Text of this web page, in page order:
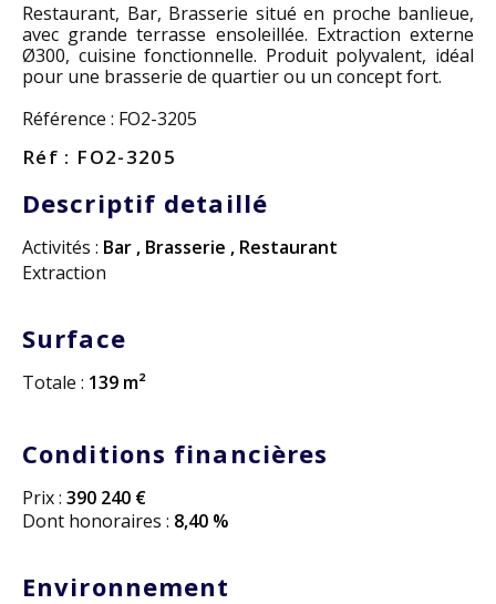
Restaurant, Bar, Brasserie situé en proche banlieue,
avec grande terrasse ensoleillée. Extraction externe
Ø300, cuisine fonctionnelle. Produit polyvalent, idéal
pour une brasserie de quartier ou un concept fort.
Référence : FO2-3205
Réf : FO2-3205
Descriptif detaillé
Activités : Bar , Brasserie , Restaurant
Extraction
Surface
Totale : 139 m²
Conditions financières
Prix : 390 240 €
Dont honoraires : 8,40 %
Environnement